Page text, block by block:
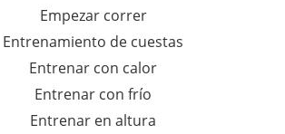
Empezar correr
Entrenamiento de cuestas
Entrenar con calor
Entrenar con frío
Entrenar en altura